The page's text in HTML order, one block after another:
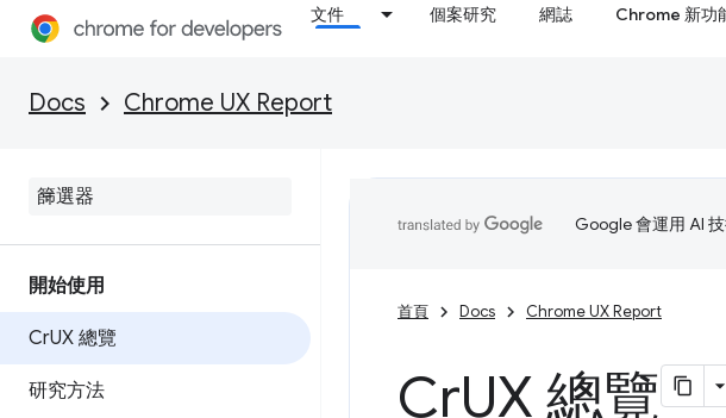
文件 個案研究 網誌 Chrome 新功
Docs Chrome UX Report
開始使用
CrUX 總覽
研究方法
Google 會運用 AI
首頁 Docs Chrome UX Report
CrUX 總覽